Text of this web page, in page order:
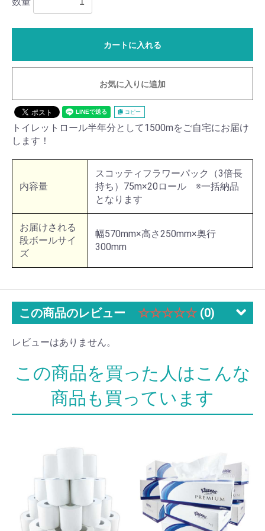
カートに入れる
お気に入りに追加
コピー
トイレットロール半年分として1500mをご自宅にお届け
します！
内容量
スコッティフラワーパック（3倍長
持ち）75m×20ロール ※一括納品
となります
お届けされる
段ボールサイ
ズ
幅570mm×高さ250mm×奥行
300mm
この商品のレビュー ☆☆☆☆☆ (0)
レビューはありません。